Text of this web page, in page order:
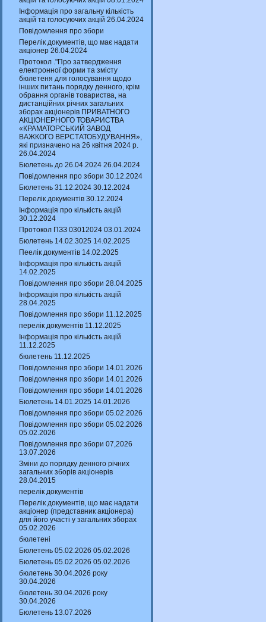
Інформація про загальну кількість
акцій та голосуючих акцій 26.04.2024
Повідомлення про збори
Перелік документів, що має надати
акціонер 26.04.2024
Протокол ."Про затвердження
електронної форми та змісту
бюлетеня для голосування щодо
інших питань порядку денного, крім
обрання органів товариства, на
дистанційних річних загальних
зборах акціонерів ПРИВАТНОГО
АКЦІОНЕРНОГО ТОВАРИСТВА
«КРАМАТОРСЬКИЙ ЗАВОД
ВАЖКОГО ВЕРСТАТОБУДУВАННЯ»,
які призначено на 26 квітня 2024 р.
26.04.2024
Бюлетень до 26.04.2024 26.04.2024
Повідомлення про збори 30.12.2024
Бюлетень 31.12.2024 30.12.2024
Перелік документів 30.12.2024
Інформація про кількість акцій
30.12.2024
Протокол ПЗЗ 03012024 03.01.2024
Бюлетень 14.02.3025 14.02.2025
Пеелік документів 14.02.2025
Інформація про кількість акцій
14.02.2025
Повідомлення про збори 28.04.2025
Інформація про кількість акцій
28.04.2025
Повідомлення про збори 11.12.2025
перелік документів 11.12.2025
Інформація про кількість акцій
11.12.2025
бюлетень 11.12.2025
Повідомлення про збори 14.01.2026
Повідомлення про збори 14.01.2026
Повідомлення про збори 14.01.2026
Бюлетень 14.01.2025 14.01.2026
Повідомлення про збори 05.02.2026
Повідомлення про збори 05.02.2026
05.02.2026
Повідомлення про збори 07,2026
13.07.2026
Зміни до порядку денного річних
загальних зборів акціонерів
28.04.2015
перелік документів
Перелік документів, що має надати
акціонер (представник акціонера)
для його участі у загальних зборах
05.02.2026
бюлетені
Бюлетень 05.02.2026 05.02.2026
Бюлетень 05.02.2026 05.02.2026
бюлетень 30.04.2026 року
30.04.2026
бюлетень 30.04.2026 року
30.04.2026
Бюлетень 13.07.2026